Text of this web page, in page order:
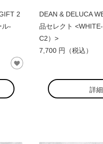
2
ル-
DEAN & DELUCA
品セレクト
C2）>
7,700 円（税込）
詳細